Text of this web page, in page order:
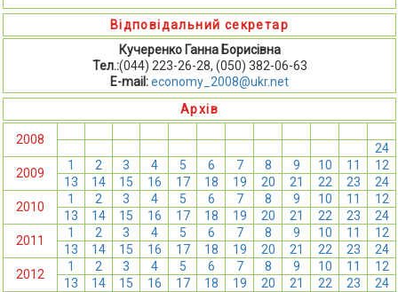
Відповідальний секретар
Кучеренко Ганна Борисівна
Тел.:(044) 223-26-28, (050) 382-06-63
E-mail:economy_2008@ukr.net
Архів
2008
24
2009
1 2 3 4 5 6 7 8 9 10 11
12
13
14 15 16 17 18 19 20 21 22 23
24
2010
1 2 3 4 5 6 7 8 9 10 11
12
13
14 15 16 17 18 19 20 21 22 23
24
2011
1 2 3 4 5 6 7 8 9 10 11
12
13
14 15 16 17 18 19 20 21 22 23
24
2012
1 2 3 4 5 6 7 8 9 10 11
12
13
14 15 16 17 18 19 20 21 22 23
24